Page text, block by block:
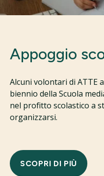
Appoggio
Alcuni volontari di ATTE
biennio della Scuola
nel profitto scolastico a
organizzarsi.
SCOPRI DI PIÙ